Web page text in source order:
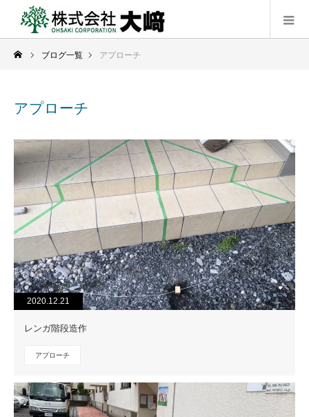
ブログ一覧 アプローチ
アプローチ
2020.12.21
レンガ階段造作
アプローチ